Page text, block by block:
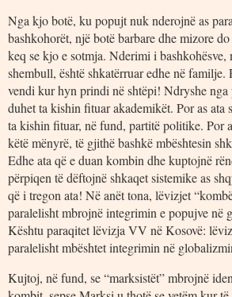
Nga kjo botë, ku popujt nuk nderojnë as
bashkohorët, një botë barbare dhe mizore
keq se kjo e sotmja. Nderimi i
shembull, është shkatërruar edhe në familje.
vendi kur hyn prindi në shtëpi! Ndryshe
duhet ta kishin fituar akademikët. Por as ata
ta kishin fituar, në fund, partitë politike. Por
këtë mënyrë, të gjithë bashkë mbështesin
Edhe ata që e duan kombin dhe kuptojnë
përpiqen të dëftojnë shkaqet sistemike as
që i tregon ata! Në anët tona, lëvizjet
paralelisht mbrojnë integrimin e popujve në
Kështu paraqitet lëvizja VV në Kosovë:
paralelisht mbështet integrimin në
Kujtoj, në fund, se “marksistët” mbrojnë